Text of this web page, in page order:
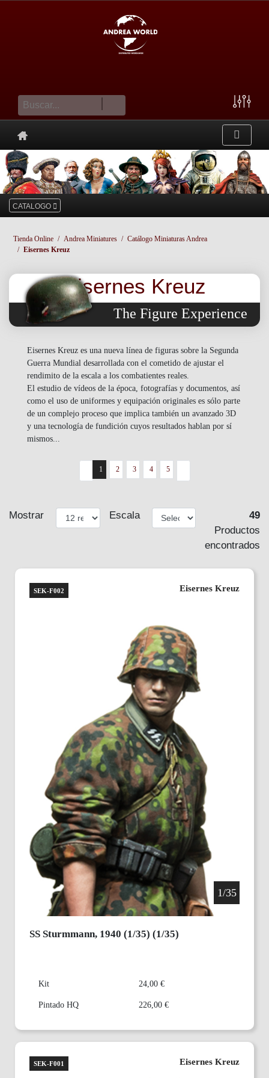
cesta
CATALOGO
Tienda Online Andrea Miniatures
Catálogo Miniaturas Andrea
Eisernes Kreuz
Eisernes Kreuz
The Figure Experience
Eisernes Kreuz es una nueva línea de figuras sobre la Segunda
Guerra Mundial desarrollada con el cometido de ajustar el
rendimito de la escala a los combatientes reales.
El estudio de vídeos de la época, fotografías y documentos, así
como el uso de uniformes y equipación originales es sólo parte
de un complejo proceso que implica también un avanzado 3D
y una tecnología de fundición cuyos resultados hablan por sí
mismos...
1 2 3 4 5
Mostrar Escala
49
Productos
encontrados
SEK-F002 Eisernes Kreuz
1/35
SS Sturmmann, 1940 (1/35) (1/35)
Kit 24,00 €
Pintado HQ 226,00 €
SEK-F001 Eisernes Kreuz